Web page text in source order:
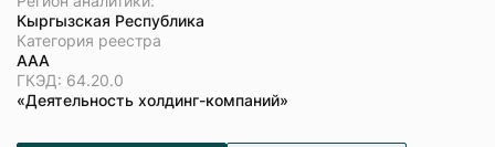
Кыргызская Республика
Категория реестра
ААА
ГКЭД: 64.20.0
«Деятельность холдинг-компаний»